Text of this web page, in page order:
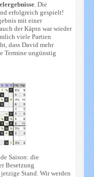
. Die
erfolgreich gespielt!
mit einer
der Käptn war wieder
viele Partien
dass David mehr
Termine ungünstig
Saison: die
Besetzung
Stand. Wir werden